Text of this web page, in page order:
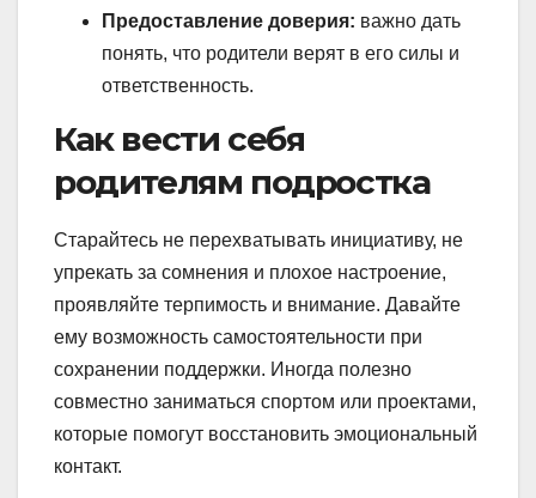
Предоставление доверия: важно дать
понять, что родители верят в его силы и
ответственность.
Как вести себя
родителям подростка
Старайтесь не перехватывать инициативу, не
упрекать за сомнения и плохое настроение,
проявляйте терпимость и внимание. Давайте
ему возможность самостоятельности при
сохранении поддержки. Иногда полезно
совместно заниматься спортом или проектами,
которые помогут восстановить эмоциональный
контакт.